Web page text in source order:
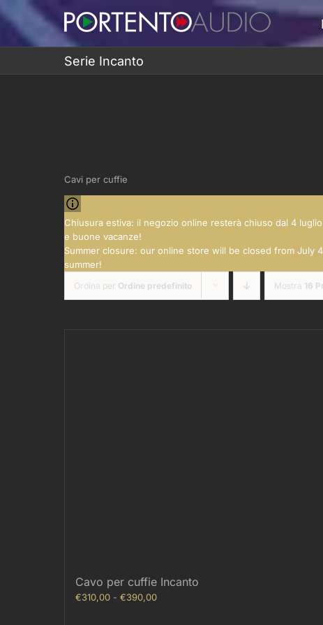
al
contenuto
Serie Incanto
Cavi per cuffie
Chiusura estiva: il negozio online resterà chiuso dal 4
e buone vacanze!
Summer closure: our online store will be closed from July
summer!
Ordina per Ordine predefinito Mostra 16
Cavo per cuffie Incanto
€310,00 - €390,00Fascia